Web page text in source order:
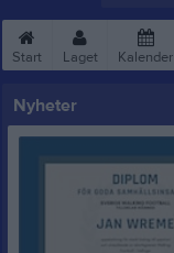
Start Laget Kalender
Nyheter